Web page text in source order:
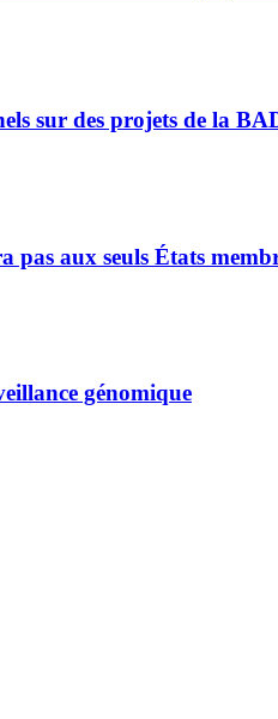
sur des projets de la
aux seuls États
génomique